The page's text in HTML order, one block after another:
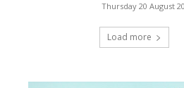
Thursday 20 August
Load more